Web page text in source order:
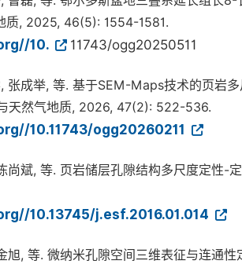
质, 2025, 46(5): 1554-1581.
10. 11743/ogg20250511
张成举, 等. 基于SEM-Maps技术的页岩
天然气地质, 2026, 47(2): 522-536.
10.11743/ogg20260211
尚斌, 等. 页岩储层孔隙结构多尺度定性-
10.13745/j.esf.2016.01.014
旭, 等. 微纳米孔隙空间三维表征与连通